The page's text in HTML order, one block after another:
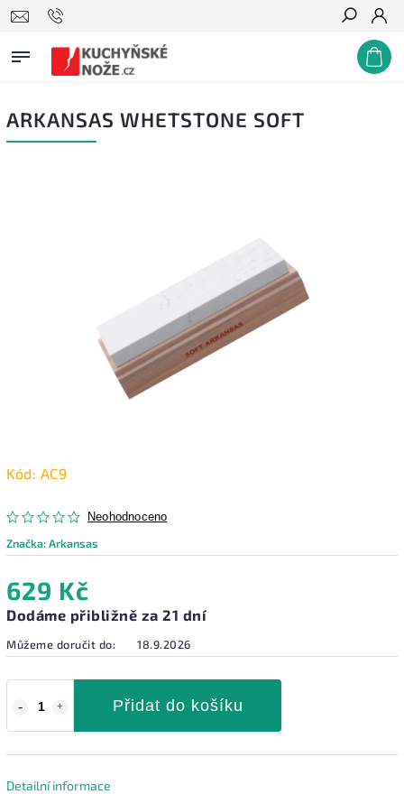
Hledat
ARKANSAS WHETSTONE SOFT
Kód: AC9
Neohodnoceno
Značka:Arkansas
629 Kč
Dodáme přibližně za 21 dní
Můžeme doručit do: 18.9.2026
Přidat do košíku
Detailní informace